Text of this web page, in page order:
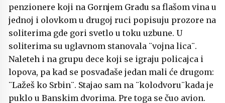
penzionere koji na Gornjem Gradu sa flašom vina u
jednoj i olovkom u drugoj ruci popisuju prozore na
soliterima gde gori svetlo u toku uzbune. U
soliterima su uglavnom stanovala ¨vojna lica¨.
Naleteh i na grupu dece koji se igraju policajca i
lopova, pa kad se posvađaše jedan mali će drugom:
¨Lažeš ko Srbin¨. Stajao sam na ¨kolodvoru¨kada je
puklo u Banskim dvorima. Pre toga se čuo avion.